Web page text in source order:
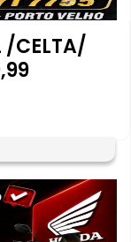
/CELTA/